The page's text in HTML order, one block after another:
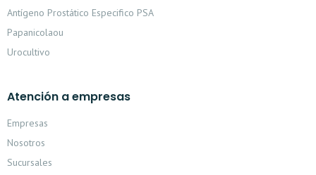
Antígeno Prostático Especifico PSA
Papanicolaou
Urocultivo
Atención a empresas
Empresas
Nosotros
Sucursales